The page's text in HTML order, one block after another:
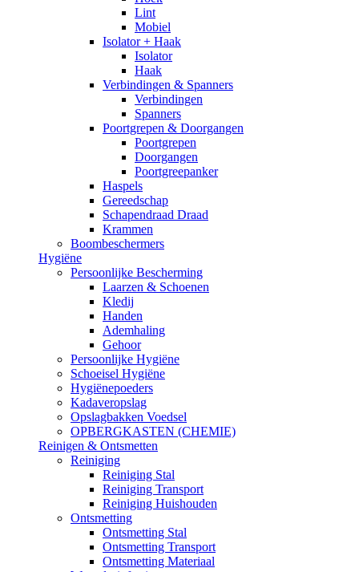
Lint
Mobiel
Isolator + Haak
Isolator
Haak
Verbindingen & Spanners
Verbindingen
Spanners
Poortgrepen & Doorgangen
Poortgrepen
Doorgangen
Poortgreepanker
Haspels
Gereedschap
Schapendraad Draad
Krammen
Boombeschermers
Hygiëne
Persoonlijke Bescherming
Laarzen & Schoenen
Kledij
Handen
Ademhaling
Gehoor
Persoonlijke Hygiëne
Schoeisel Hygiëne
Hygiënepoeders
Kadaveropslag
Opslagbakken Voedsel
OPBERGKASTEN (CHEMIE)
Reinigen & Ontsmetten
Reiniging
Reiniging Stal
Reiniging Transport
Reiniging Huishouden
Ontsmetting
Ontsmetting Stal
Ontsmetting Transport
Ontsmetting Materiaal